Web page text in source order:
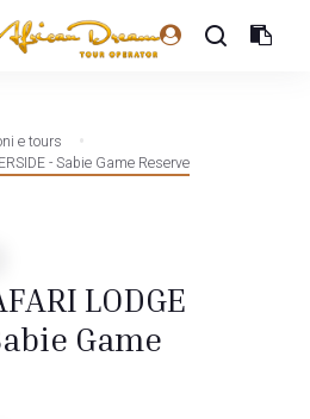
e tours
- Sabie Game Reserve
LODGE
Game